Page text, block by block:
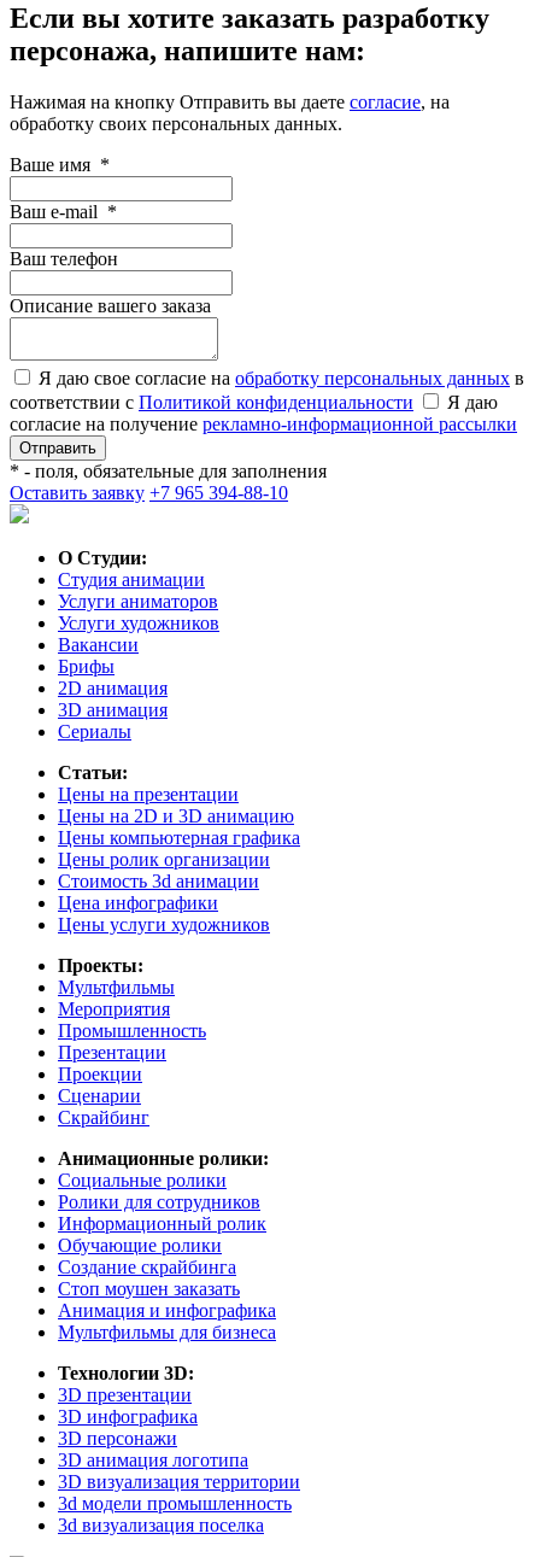
Если вы хотите заказать разработку
персонажа, напишите нам:
Нажимая на кнопку Отправить вы даете согласие, на
обработку своих персональных данных.
Ваше имя *
Ваш e-mail *
Ваш телефон
Описание вашего заказа
Я даю свое согласие на обработку персональных данных в
соответствии с Политикой конфиденциальности
Я даю
согласие на получение рекламно-информационной рассылки
* - поля, обязательные для заполнения
Оставить заявку +7 965 394-88-10
О Студии:
Студия анимации
Услуги аниматоров
Услуги художников
Вакансии
Брифы
2D анимация
3D анимация
Сериалы
Статьи:
Цены на презентации
Цены на 2D и 3D анимацию
Цены компьютерная графика
Цены ролик организации
Cтоимость 3d анимации
Цена инфографики
Цены услуги художников
Проекты:
Мультфильмы
Мероприятия
Промышленность
Презентации
Проекции
Сценарии
Скрайбинг
Анимационные ролики:
Социальные ролики
Ролики для сотрудников
Информационный ролик
Обучающие ролики
Создание скрайбинга
Стоп моушен заказать
Анимация и инфографика
Мультфильмы для бизнеса
Технологии 3D:
3D презентации
3D инфографика
3D персонажи
3D анимация логотипа
3D визуализация территории
3d модели промышленность
3d визуализация поселка